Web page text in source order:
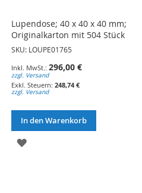
Lupendose; 40 x 40 x 40 mm;
Originalkarton mit 504 Stück
SKU: LOUPE01765
296,00 €
zzgl. Versand
248,74 €
zzgl. Versand
In den Warenkorb
ZUR